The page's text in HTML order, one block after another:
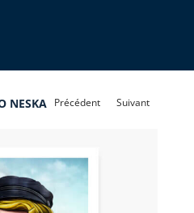
NESKA Précédent Suivant